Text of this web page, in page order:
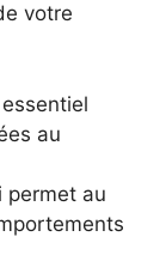
votre
au
permet au